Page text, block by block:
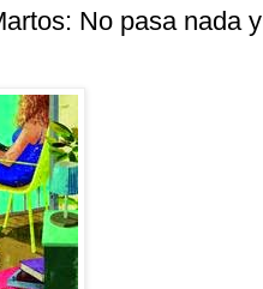
No pasa nada y